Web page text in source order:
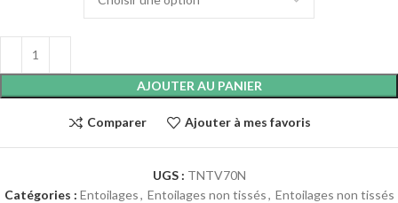
AJOUTER AU PANIER
Comparer Ajouter à mes favoris
UGS : TNTV70N
Catégories : Entoilages, Entoilages non tissés, Entoilages non tissés